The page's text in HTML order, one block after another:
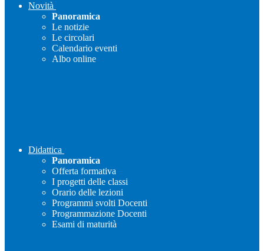
Novità
Panoramica
Le notizie
Le circolari
Calendario eventi
Albo online
Didattica
Panoramica
Offerta formativa
I progetti delle classi
Orario delle lezioni
Programmi svolti Docenti
Programmazione Docenti
Esami di maturità